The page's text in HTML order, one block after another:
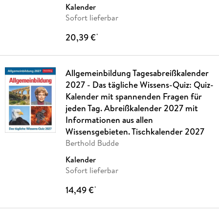
Kalender
Sofort lieferbar
20,39 €*
Allgemeinbildung Tagesabreißkalender
2027 - Das tägliche Wissens-Quiz: Quiz-
Kalender mit spannenden Fragen für
jeden Tag. Abreißkalender 2027 mit
Informationen aus allen
Wissensgebieten. Tischkalender 2027
Berthold Budde
Kalender
Sofort lieferbar
14,49 €*